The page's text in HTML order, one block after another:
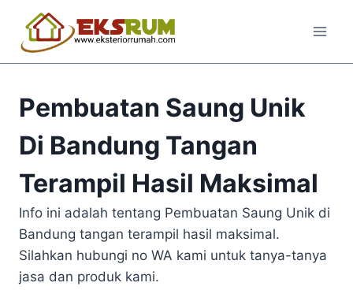
Pembuatan Saung Unik
Di Bandung Tangan
Terampil Hasil Maksimal
Info ini adalah tentang Pembuatan Saung Unik di
Bandung tangan terampil hasil maksimal.
Silahkan hubungi no WA kami untuk tanya-tanya
jasa dan produk kami.